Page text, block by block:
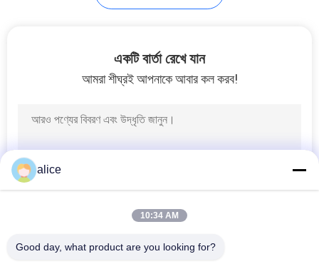
পিএলএ Shrink ফিল্ম
Biodegradable শঙ্কু
ফিল্ম
একটি বার্তা রেখে যান
আমরা শীঘ্রই আপনাকে আবার কল করব!
alice
10:34 AM
Good day, what product are you looking for?